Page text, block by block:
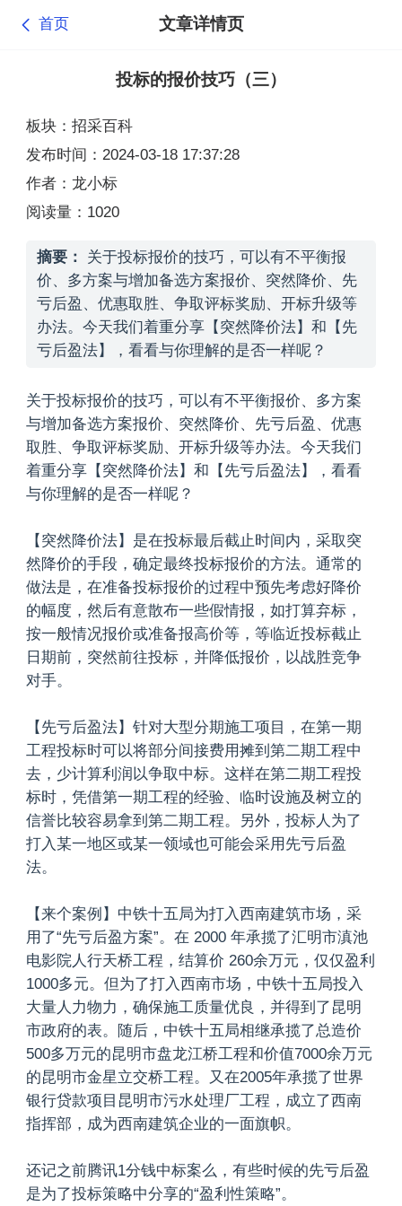
首页 文章详情页
投标的报价技巧（三）
板块：招采百科
发布时间：2024-03-18 17:37:28
作者：龙小标
阅读量：1020
摘要：
关于投标报价的技巧，可以有不平衡报
价、多方案与增加备选方案报价、突然降价、先
亏后盈、优惠取胜、争取评标奖励、开标升级等
办法。今天我们着重分享【突然降价法】和【先
亏后盈法】，看看与你理解的是否一样呢？
关于投标报价的技巧，可以有不平衡报价、多方案
与增加备选方案报价、突然降价、先亏后盈、优惠
取胜、争取评标奖励、开标升级等办法。今天我们
着重分享【突然降价法】和【先亏后盈法】，看看
与你理解的是否一样呢？
【突然降价法】是在投标最后截止时间内，采取突
然降价的手段，确定最终投标报价的方法。通常的
做法是，在准备投标报价的过程中预先考虑好降价
的幅度，然后有意散布一些假情报，如打算弃标，
按一般情况报价或准备报高价等，等临近投标截止
日期前，突然前往投标，并降低报价，以战胜竞争
对手。
【先亏后盈法】针对大型分期施工项目，在第一期
工程投标时可以将部分间接费用摊到第二期工程中
去，少计算利润以争取中标。这样在第二期工程投
标时，凭借第一期工程的经验、临时设施及树立的
信誉比较容易拿到第二期工程。另外，投标人为了
打入某一地区或某一领域也可能会采用先亏后盈
法。
【来个案例】中铁十五局为打入西南建筑市场，采
用了“先亏后盈方案”。在 2000 年承揽了汇明市滇池
电影院人行天桥工程，结算价 260余万元，仅仅盈利
1000多元。但为了打入西南市场，中铁十五局投入
大量人力物力，确保施工质量优良，并得到了昆明
市政府的表。随后，中铁十五局相继承揽了总造价
500多万元的昆明市盘龙江桥工程和价值7000余万元
的昆明市金星立交桥工程。又在2005年承揽了世界
银行贷款项目昆明市污水处理厂工程，成立了西南
指挥部，成为西南建筑企业的一面旗帜。
还记之前腾讯1分钱中标案么，有些时候的先亏后盈
是为了投标策略中分享的“盈利性策略”。